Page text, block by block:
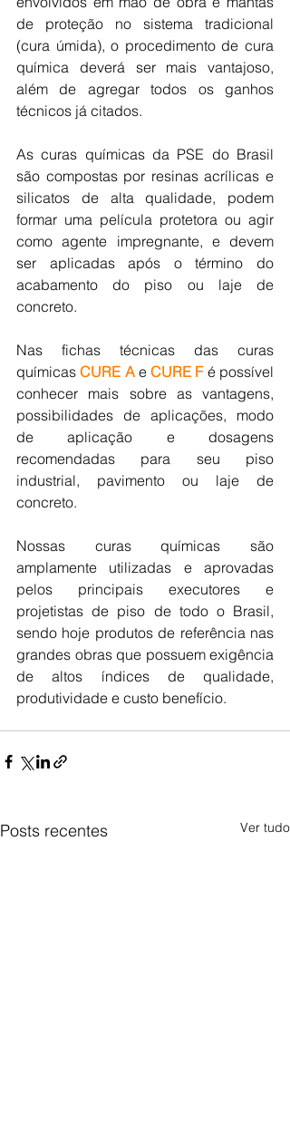
de proteção no sistema tradicional
(cura úmida), o procedimento de cura
química deverá ser mais vantajoso,
além de agregar todos os ganhos
técnicos já citados.
As curas químicas da PSE do Brasil
são compostas por resinas acrílicas e
silicatos de alta qualidade, podem
formar uma película protetora ou agir
como agente impregnante, e devem
ser aplicadas após o término do
acabamento do piso ou laje de
concreto.
Nas fichas técnicas das curas
químicas CURE A e CURE F é possível
conhecer mais sobre as vantagens,
possibilidades de aplicações, modo
de aplicação e dosagens
recomendadas para seu piso
industrial, pavimento ou laje de
concreto.
Nossas curas químicas são
amplamente utilizadas e aprovadas
pelos principais executores e
projetistas de piso de todo o Brasil,
sendo hoje produtos de referência nas
grandes obras que possuem exigência
de altos índices de qualidade,
produtividade e custo benefício.
Posts recentes Ver tudo